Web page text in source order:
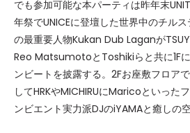
でも参加可能な本パーティは昨年末
年祭でUNICEに登壇した世界中のチル
の最重要人物Kukan Dub Laganが
Reo MatsumotoとToshikiらと共に1F
ンビートを披露する。2Fお座敷フロア
してHRKやMICHIRUにMaricoといった
ンビエント実力派DJのiYAMAと癒しの